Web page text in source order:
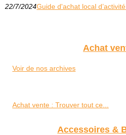
22/7/2024Guide d'achat local
Achat
Voir de nos archives
Achat vente : Trouver tout ce...
Accessoires &